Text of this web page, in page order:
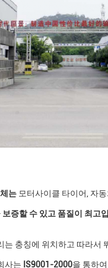
는 모터사이클 타이어, 자
증할 수 있고 품질이 최고
는 충칭에 위치하고 따라서
사는 IS9001-2000을 통하